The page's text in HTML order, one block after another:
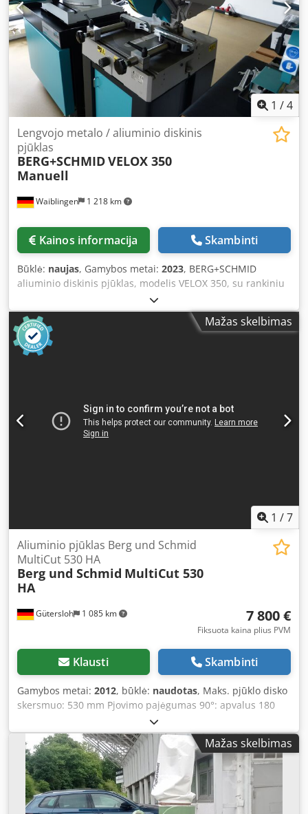
regulation 500 mm feed unit Double vice 2 vices before + 2
vices after the saw blade Electrically driven swarf conveyor
Cleaning pistol Full enclosure LED working light Minimum
remnant length 100 mm Optional equipment: Bundle
clamping device; MQL (minimum quantity lubrication) and
roller conveyors
1 /4
Waiblingen 1 218 km
Lengvojo metalo / aliuminio diskinis
pjūklas
BERG+SCHMIDVELOX 350
Manuell
Kainos informacija Skambinti
Būklė: naujas, Gamybos metai: 2023, BERG+SCHMID
aliuminio diskinis pjūklas, modelis VELOX 350, su rankiniu
greičio reguliavimu: 1800+3600 aps./min. • Kampinis
pjovimas į kairę ir į dešinę 45° • Galvutės pasviriamasis
pjovimas iki 45° (su perjungikliu) Credpfsr Ilktsx Ai Aof •
Guoliuose montuotas besisukantis darbinis stalas • Pjūklo
pagrindas • Aukščiausia pjovimo kokybė dėl vibracijos
tokie kaip pjūklo diskai, ritininės platformos, matavimo
atramos, minimalaus kiekio tepimo sistema ir kt., tiekiami
pagal užsakymą! Pristatymo laikas: iš sandėlio Waiblingen,
Mažas skelbimas
1 /7
Gütersloh 1 085 km
Aliuminio pjūklas Berg und Schmid
MultiCut 530 HA
Berg und Schmid MultiCut 530
HA
7 800 €
Fiksuota kaina plius PVM
Klausti Skambinti
Gamybos metai: 2012, būklė: naudotas, Maks. pjūklo disko
skersmuo: 530 mm Pjovimo pajėgumas 90°: apvalus 180
mm, kvadratas 170 mm, stačiakampis 380x70 mm Pjovimo
pajėgumas 45° kairėn: apvalus 180 mm, kvadratas 150
mm, stačiakampis 290x70 mm Pjovimo pajėgumas 45°
dešinėn: apvalus 180 mm, kvadratas 150 mm, stačiakampis
290x70 mm Skaitmeninis kampo indikatorius pjovimo stalui
Pjovimo stalo pasukimo diapazonas: 180° Purškimo
įrenginys Csdpfxjzabmqs Ai Ajrf Valdymas dviem rankomis
Mažas skelbimas